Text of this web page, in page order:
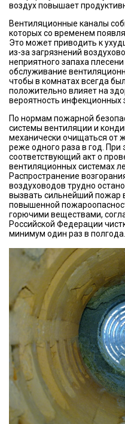
воздух повышает
Вентиляционные каналы
которых со временем
Это может приводить к
из-за загрязнений
неприятного запаха
обслуживание
чтобы в комнатах всегда
положительно влияет на
вероятность инфекционных
По нормам пожарной
системы вентиляции и
механически очищаться от
реже одного раза в год. При
соответствующий акт о
вентиляционных системах
Распространение
воздуховодов трудно
вызвать сильнейший пожар
повышенной
горючими веществами,
Российской Федерации
минимум один раз в полгода.